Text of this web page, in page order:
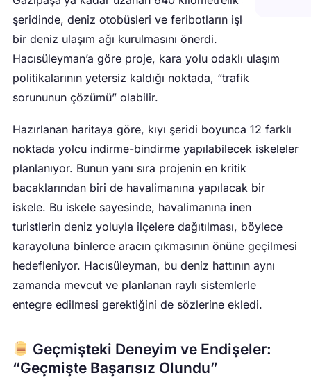
şeridinde, deniz otobüsleri ve feribotların işleyeceği
bir deniz ulaşım ağı kurulmasını önerdi.
Hacısüleyman’a göre proje, kara yolu odaklı ulaşım
politikalarının yetersiz kaldığı noktada, “trafik
sorununun çözümü” olabilir.
Hazırlanan haritaya göre, kıyı şeridi boyunca 12 farklı
noktada yolcu indirme-bindirme yapılabilecek iskeleler
planlanıyor. Bunun yanı sıra projenin en kritik
bacaklarından biri de havalimanına yapılacak bir
iskele. Bu iskele sayesinde, havalimanına inen
turistlerin deniz yoluyla ilçelere dağıtılması, böylece
karayoluna binlerce aracın çıkmasının önüne geçilmesi
hedefleniyor. Hacısüleyman, bu deniz hattının aynı
zamanda mevcut ve planlanan raylı sistemlerle
entegre edilmesi gerektiğini de sözlerine ekledi.
Geçmişteki Deneyim ve Endişeler:
“Geçmişte Başarısız Olundu”